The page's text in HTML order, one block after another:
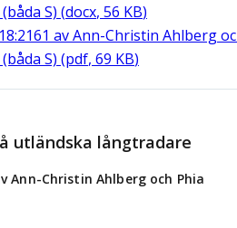
S) (docx, 56 KB)
av Ann-Christin Ahlberg
S) (pdf, 69 KB)
utländska långtradare
Ann-Christin Ahlberg och Phia